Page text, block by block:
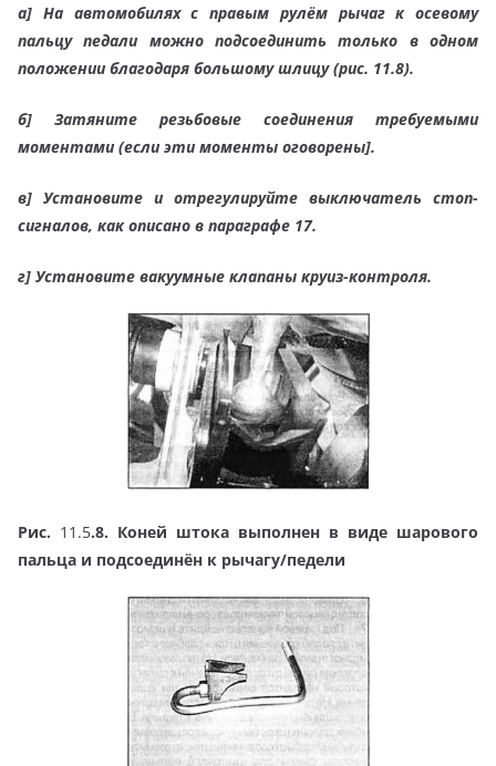
а] На автомобилях с правым рулём рычаг к осевому
пальцу педали можно подсоединить только в одном
положении благодаря большому шлицу (рис. 11.8).
б]
Затяните резьбовые соединения требуемыми
моментами (если эти моменты оговорены].
в] Установите и отрегулируйте выключатель стоп-
сигналов, как описано в параграфе 17.
г] Установите вакуумные клапаны круиз-контроля.
Рис. 11.5.8. Коней штока выполнен в виде шарового
пальца и подсоединён к рычагу/педели